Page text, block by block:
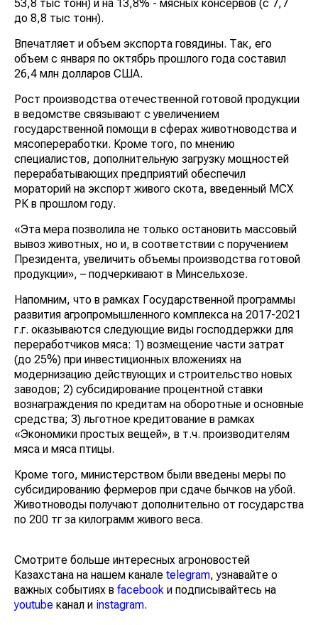
53,8 тыс тонн) и на 13,8% - мясных консервов (c 7,7
до 8,8 тыс тонн).
Впечатляет и объем экспорта говядины. Так, его
объем с января по октябрь прошлого года составил
26,4 млн долларов США.
Рост производства отечественной готовой продукции
в ведомстве связывают с увеличением
государственной помощи в сферах животноводства и
мясопереработки. Кроме того, по мнению
специалистов, дополнительную загрузку мощностей
перерабатывающих предприятий обеспечил
мораторий на экспорт живого скота, введенный МСХ
РК в прошлом году.
«Эта мера позволила не только остановить массовый
вывоз животных, но и, в соответствии с поручением
Президента, увеличить объемы производства готовой
продукции», – подчеркивают в Минсельхозе.
Напомним, что в рамках Государственной программы
развития агропромышленного комплекса на 2017-2021
г.г. оказываются следующие виды господдержки для
переработчиков мяса: 1) возмещение части затрат
(до 25%) при инвестиционных вложениях на
модернизацию действующих и строительство новых
заводов; 2) субсидирование процентной ставки
вознаграждения по кредитам на оборотные и основные
средства; 3) льготное кредитование в рамках
«Экономики простых вещей», в т.ч. производителям
мяса и мяса птицы.
Кроме того, министерством были введены меры по
субсидированию фермеров при сдаче бычков на убой.
Животноводы получают дополнительно от государства
по 200 тг за килограмм живого веса.
Смотрите больше интересных агроновостей
Казахстана на нашем канале telegram, узнавайте о
важных событиях в facebook и подписывайтесь на
youtube канал и instagram.